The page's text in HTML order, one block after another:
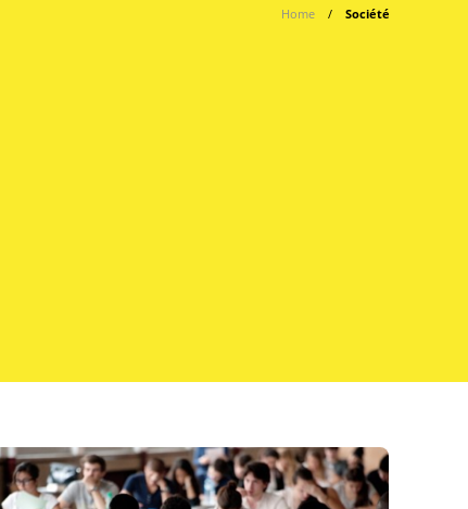
Home Société